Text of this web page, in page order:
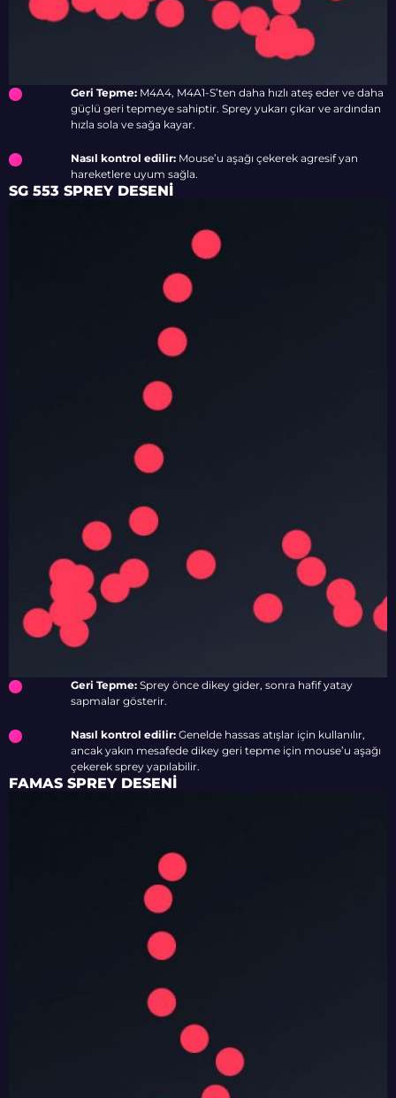
Geri Tepme: M4A4, M4A1-S’ten daha hızlı ateş eder ve daha
güçlü geri tepmeye sahiptir. Sprey yukarı çıkar ve ardından
hızla sola ve sağa kayar.
Nasıl kontrol edilir: Mouse’u aşağı çekerek agresif yan
hareketlere uyum sağla.
SG 553 SPREY DESENI
Geri Tepme: Sprey önce dikey gider, sonra hafif yatay
sapmalar gösterir.
Nasıl kontrol edilir: Genelde hassas atışlar için kullanılır,
ancak yakın mesafede dikey geri tepme için mouse’u aşağı
çekerek sprey yapılabilir.
FAMAS SPREY DESENI